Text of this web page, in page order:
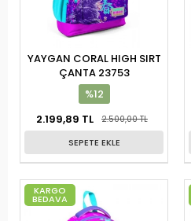
YAYGAN CORAL HIGH SIRT
ÇANTA 23753
%12
2.199,89 TL
2.500,00 TL
SEPETE EKLE
KARGO
BEDAVA